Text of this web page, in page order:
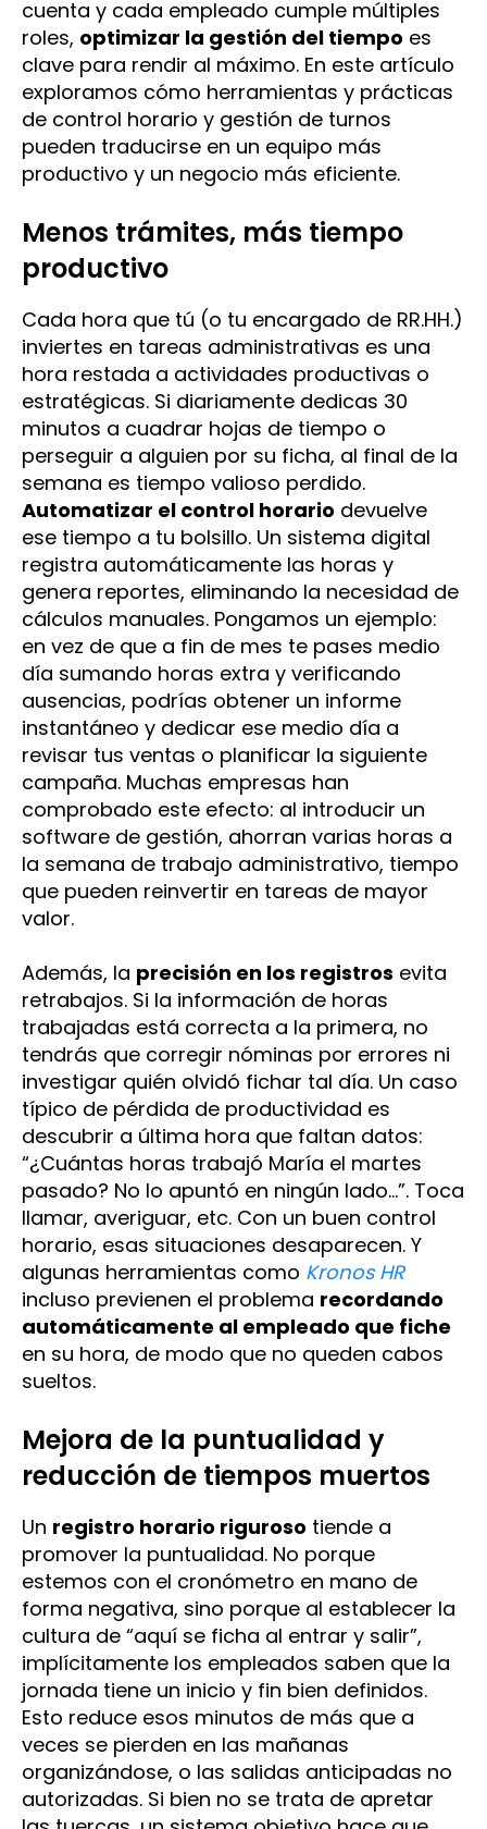
cuenta y cada empleado cumple múltiples
roles, optimizar la gestión del tiempo es
clave para rendir al máximo. En este artículo
exploramos cómo herramientas y prácticas
de control horario y gestión de turnos
pueden traducirse en un equipo más
productivo y un negocio más eficiente.
Menos trámites, más tiempo
productivo
Cada hora que tú (o tu encargado de RR.HH.)
inviertes en tareas administrativas es una
hora restada a actividades productivas o
estratégicas. Si diariamente dedicas 30
minutos a cuadrar hojas de tiempo o
perseguir a alguien por su ficha, al final de la
semana es tiempo valioso perdido.
Automatizar el control horario devuelve
ese tiempo a tu bolsillo. Un sistema digital
registra automáticamente las horas y
genera reportes, eliminando la necesidad de
cálculos manuales. Pongamos un ejemplo:
en vez de que a fin de mes te pases medio
día sumando horas extra y verificando
ausencias, podrías obtener un informe
instantáneo y dedicar ese medio día a
revisar tus ventas o planificar la siguiente
campaña. Muchas empresas han
comprobado este efecto: al introducir un
software de gestión, ahorran varias horas a
la semana de trabajo administrativo, tiempo
que pueden reinvertir en tareas de mayor
valor​.
Además, la precisión en los registros evita
retrabajos. Si la información de horas
trabajadas está correcta a la primera, no
tendrás que corregir nóminas por errores ni
investigar quién olvidó fichar tal día. Un caso
típico de pérdida de productividad es
descubrir a última hora que faltan datos:
“¿Cuántas horas trabajó María el martes
pasado? No lo apuntó en ningún lado…”. Toca
llamar, averiguar, etc. Con un buen control
horario, esas situaciones desaparecen. Y
algunas herramientas como Kronos HR
incluso previenen el problema recordando
automáticamente al empleado que fiche
en su hora, de modo que no queden cabos
sueltos.
Mejora de la puntualidad y
reducción de tiempos muertos
Un registro horario riguroso tiende a
promover la puntualidad. No porque
estemos con el cronómetro en mano de
forma negativa, sino porque al establecer la
cultura de “aquí se ficha al entrar y salir”,
implícitamente los empleados saben que la
jornada tiene un inicio y fin bien definidos.
Esto reduce esos minutos de más que a
veces se pierden en las mañanas
organizándose, o las salidas anticipadas no
autorizadas. Si bien no se trata de apretar